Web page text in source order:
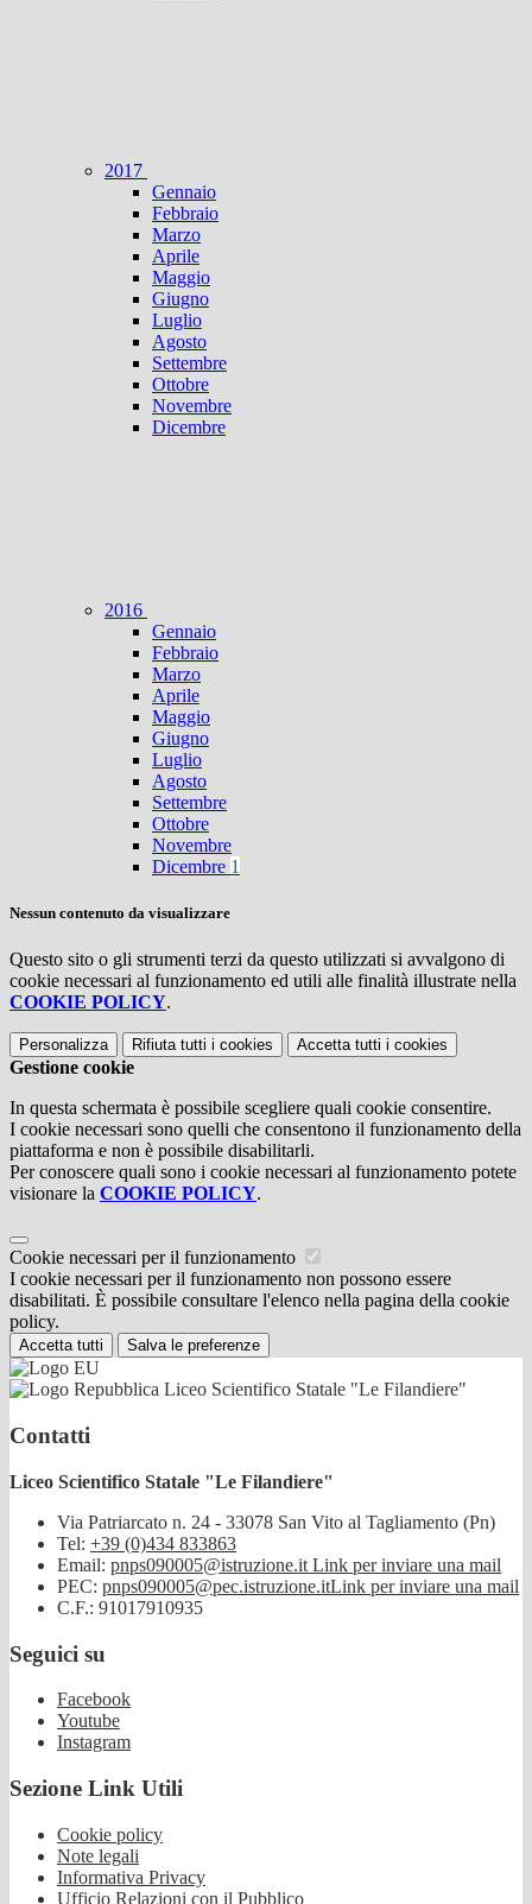
2017
Gennaio
Febbraio
Marzo
Aprile
Maggio
Giugno
Luglio
Agosto
Settembre
Ottobre
Novembre
Dicembre
2016
Gennaio
Febbraio
Marzo
Aprile
Maggio
Giugno
Luglio
Agosto
Settembre
Ottobre
Novembre
Dicembre 1
Nessun contenuto da visualizzare
Questo sito o gli strumenti terzi da questo utilizzati si avvalgono di
cookie necessari al funzionamento ed utili alle finalità illustrate nella
COOKIE POLICY.
Personalizza Rifiuta tutti i cookies Accetta tutti i cookies
Gestione cookie
In questa schermata è possibile scegliere quali cookie consentire.
I cookie necessari sono quelli che consentono il funzionamento della
piattaforma e non è possibile disabilitarli.
Per conoscere quali sono i cookie necessari al funzionamento potete
visionare la COOKIE POLICY.
Cookie necessari per il funzionamento
I cookie necessari per il funzionamento non possono essere
disabilitati. È possibile consultare l'elenco nella pagina della cookie
policy.
Accetta tutti Salva le preferenze
Liceo Scientifico Statale "Le Filandiere"
Contatti
Liceo Scientifico Statale "Le Filandiere"
Via Patriarcato n. 24 - 33078 San Vito al Tagliamento (Pn)
Tel: +39 (0)434 833863
Email: pnps090005@istruzione.it Link per inviare una mail
PEC: pnps090005@pec.istruzione.itLink per inviare una mail
C.F.: 91017910935
Seguici su
Facebook
Youtube
Instagram
Sezione Link Utili
Cookie policy
Note legali
Informativa Privacy
Ufficio Relazioni con il Pubblico